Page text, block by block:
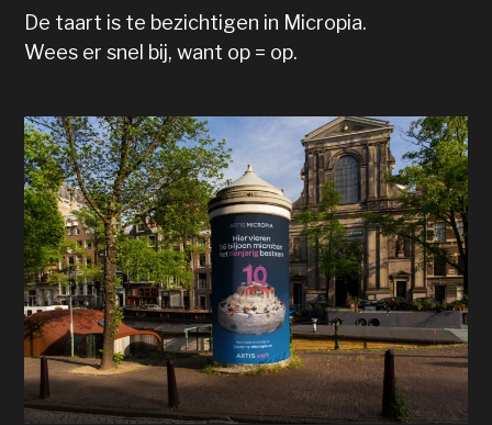
De taart is te bezichtigen in Micropia.
Wees er snel bij, want op = op.